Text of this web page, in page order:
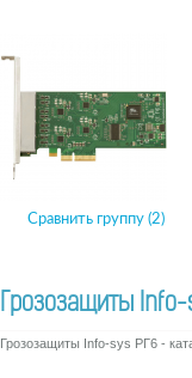
Сравнить группу (2)
Грозозащиты
Грозозащиты Info-sys РГ6 -